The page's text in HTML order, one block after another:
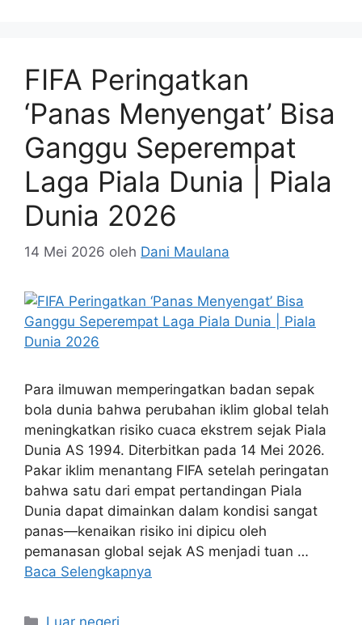
FIFA Peringatkan
‘Panas Menyengat’ Bisa
Ganggu Seperempat
Laga Piala Dunia | Piala
Dunia 2026
14 Mei 2026 oleh Dani Maulana
Para ilmuwan memperingatkan badan sepak
bola dunia bahwa perubahan iklim global telah
meningkatkan risiko cuaca ekstrem sejak Piala
Dunia AS 1994. Diterbitkan pada 14 Mei 2026.
Pakar iklim menantang FIFA setelah peringatan
bahwa satu dari empat pertandingan Piala
Dunia dapat dimainkan dalam kondisi sangat
panas—kenaikan risiko ini dipicu oleh
pemanasan global sejak AS menjadi tuan …
Baca Selengkapnya
Kategori
Luar negeri